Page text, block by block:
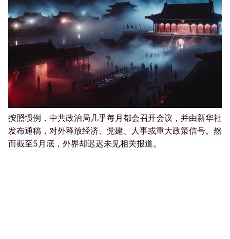
按照惯例，中共政治局几乎每月都会召开会议，并由新华社
发布通稿，对外释放经济、党建、人事或重大政策信号。然
而截至5月底，外界却迟迟未见相关报道。